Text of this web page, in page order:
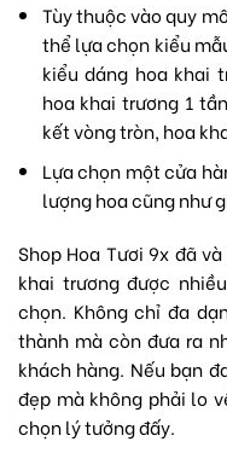
Tùy thuộc vào quy
thể lựa chọn kiểu
kiểu dáng hoa khai
hoa khai trương 1
kết vòng tròn, hoa
Lựa chọn mộtcửa
lượng hoa cũng như
Shop Hoa Tươi 9x đã
khai trương được
chọn. Không chỉ đa
thành mà còn đưa ra
khách hàng. Nếu bạn
đẹp mà không phải lo
chọn lý tưởng đấy.